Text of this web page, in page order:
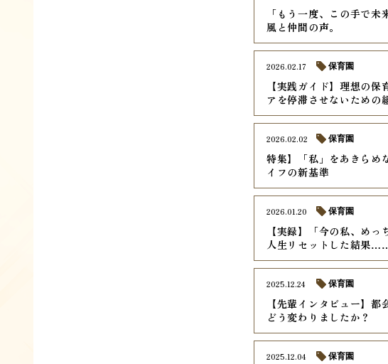
「もう一度、この手で
風と仲間の声。
【実践ガイド】理想の
アを停滞させないための
2026.02.17 保育園
特集】「私」をあきらめ
イフの新基準
2026.02.02 保育園
【実録】「今の私、め
人生リセットした結果
2026.01.20 保育園
【先輩インタビュー】
どう変わりましたか？
2025.12.24 保育園
2025.12.04 保育園